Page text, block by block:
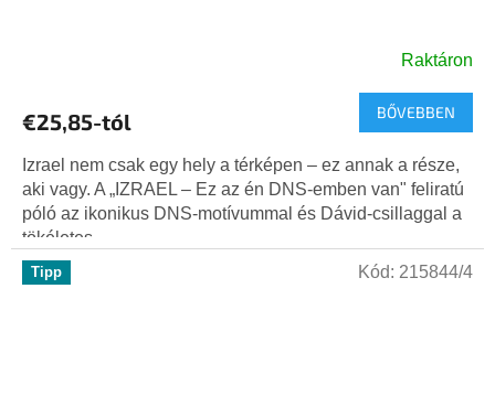
Raktáron
€25,85-tól BŐVEBBEN
Izrael nem csak egy hely a térképen – ez annak a része,
aki vagy. A „IZRAEL – Ez az én DNS-emben van" feliratú
póló az ikonikus DNS-motívummal és Dávid-csillaggal a
tökéletes...
Tipp Kód: 215844/4